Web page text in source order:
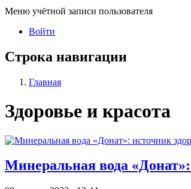
Меню учётной записи пользователя
Войти
Строка навигации
Главная
Здоровье и красота
Минеральная вода